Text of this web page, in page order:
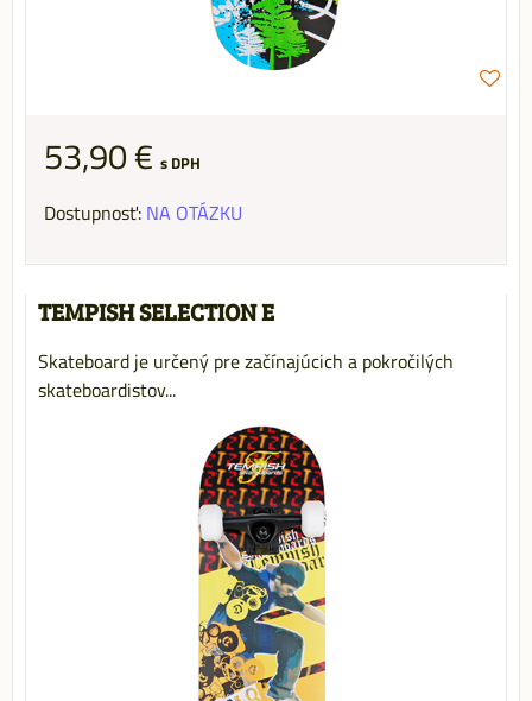
53,90 € s DPH
Dostupnosť: NA OTÁZKU
TEMPISH SELECTION E
Skateboard je určený pre začínajúcich a pokročilých
skateboardistov...